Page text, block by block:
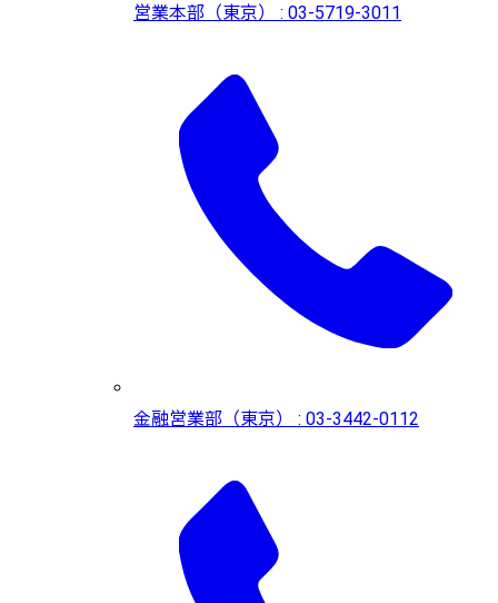
営業本部（東京） : 03-5719-3011
金融営業部（東京） : 03-3442-0112